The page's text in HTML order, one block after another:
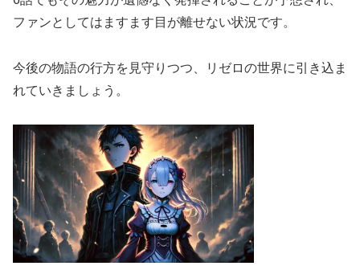
ファンとしてはますます目が離せない状況です。
今後の物語の行方を見守りつつ、リゼロの世界に引き込ま
れていきましょう。